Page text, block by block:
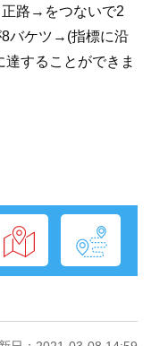
路→をつないで2
バケツ→(指標に沿
することができま